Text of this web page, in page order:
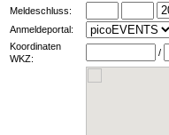
Meldeschluss:
Anmeldeportal:
Koordinaten
WKZ:
/